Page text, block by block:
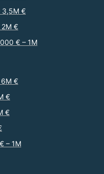
3,5M €
2M €
€ – 1M
6M €
€
€
– 1M